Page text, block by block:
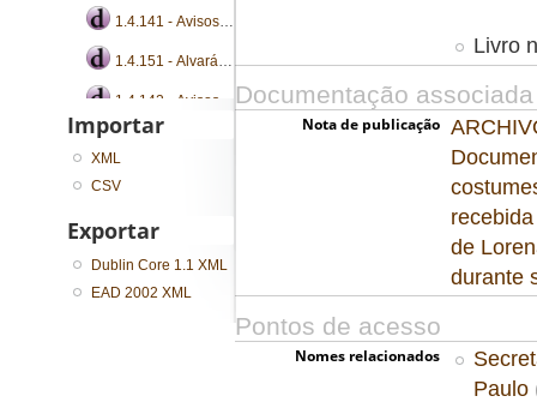
Livro
Documentação associada
Nota de publicação
de
durante
Pontos de acesso
Nomes relacionados
Paulo
1.4.141 - Avisos, cartas régias, instruções e provisões
1.4.151 - Alvarás, avisos, decretos, instruções, leis e regimentos
1.4.142 - Avisos, cartas régias, instruções e provisões
...
Importar
XML
CSV
Exportar
Dublin Core 1.1 XML
EAD 2002 XML